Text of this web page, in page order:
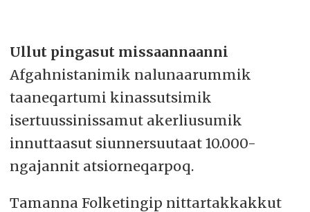
Ullut pingasut missaannaanni
Afgahnistanimik nalunaarummik
taaneqartumi kinassutsimik
isertuussinissamut akerliusumik
innuttaasut siunnersuutaat 10.000-
ngajannit atsiorneqarpoq.
Tamanna Folketingip nittartakkakkut